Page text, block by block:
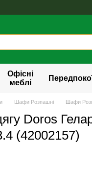
Офісні
меблі
Шафи Розпашні Шафи
Doros
(42002157)